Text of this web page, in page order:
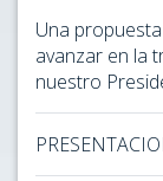
Una
avanzar en la
nuestro